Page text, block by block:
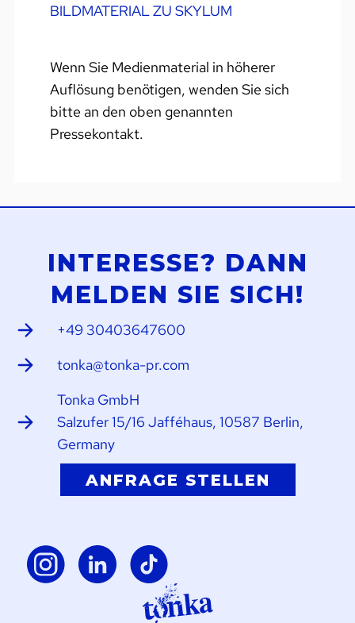
BILDMATERIAL ZU SKYLUM
Wenn Sie Medienmaterial in höherer
Auflösung benötigen, wenden Sie sich
bitte an den oben genannten
Pressekontakt.
INTERESSE? DANN
MELDEN SIE SICH!
+49 30403647600
tonka@tonka-pr.com
Tonka GmbH
Salzufer 15/16 Jafféhaus, 10587 Berlin,
Germany
ANFRAGE STELLEN